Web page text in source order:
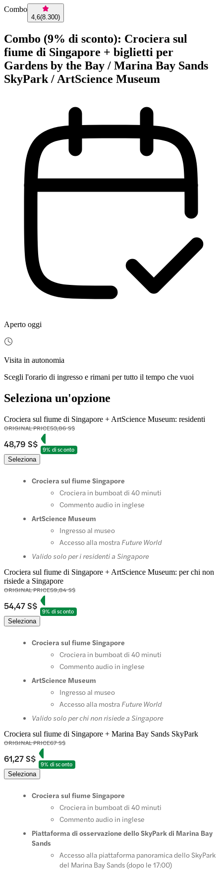
Combo
4,6(8.300)
Combo (9% di sconto): Crociera sul
fiume di Singapore + biglietti per
Gardens by the Bay / Marina Bay Sands
SkyPark / ArtScience Museum
Aperto oggi
Visita in autonomia
Scegli l'orario di ingresso e rimani per tutto il tempo che vuoi
Seleziona un'opzione
Crociera sul fiume di Singapore + ArtScience Museum: residenti
ORIGINAL PRICE53,86 S$
48,79 S$
9% di sconto
Seleziona
Crociera sul fiume Singapore
Crociera in bumboat di 40 minuti
Commento audio in inglese
ArtScience Museum
Ingresso al museo
Accesso alla mostra Future World
Valido solo per i residenti a Singapore
Crociera sul fiume di Singapore + ArtScience Museum: per chi non
risiede a Singapore
ORIGINAL PRICE59,84 S$
54,47 S$
9% di sconto
Seleziona
Crociera sul fiume Singapore
Crociera in bumboat di 40 minuti
Commento audio in inglese
ArtScience Museum
Ingresso al museo
Accesso alla mostra Future World
Valido solo per chi non risiede a Singapore
Crociera sul fiume di Singapore + Marina Bay Sands SkyPark
ORIGINAL PRICE67 S$
61,27 S$
9% di sconto
Seleziona
Crociera sul fiume Singapore
Crociera in bumboat di 40 minuti
Commento audio in inglese
Piattaforma di osservazione dello SkyPark di Marina Bay
Sands
Accesso alla piattaforma panoramica dello SkyPark
del Marina Bay Sands (dopo le 17:00)